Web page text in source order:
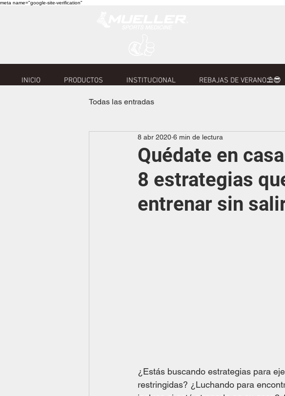
meta name="google-site-verification"
INICIO PRODUCTOS INSTITUCIONAL REBAJAS DE VERANO⛱️😎
Todas las entradas
Quédate en
8 estrategias
entrenar sin
8 abr 2020 6 min de lectura
¿Estás buscando estrategias para
restringidas? ¿Luchando para